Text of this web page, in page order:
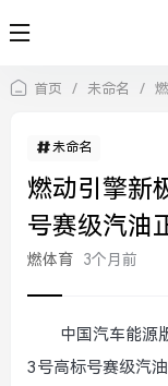
首页 / 未命名 /
未命名
燃动引擎新
号赛级汽油
燃体育 3个月前
中国汽车能
3号高标号赛级汽